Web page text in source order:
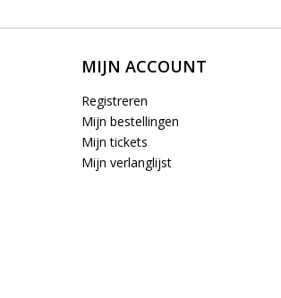
MIJN ACCOUNT
Registreren
Mijn bestellingen
Mijn tickets
Mijn verlanglijst